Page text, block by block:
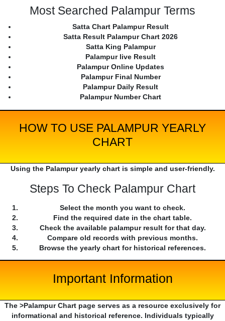
Most Searched Palampur Terms
Satta Chart Palampur Result
Satta Result Palampur Chart 2026
Satta King Palampur
Palampur live Result
Palampur Online Updates
Palampur Final Number
Palampur Daily Result
Palampur Number Chart
HOW TO USE PALAMPUR YEARLY
CHART
Using the Palampur yearly chart is simple and user-friendly.
Steps To Check Palampur Chart
Select the month you want to check.
Find the required date in the chart table.
Check the available palampur result for that day.
Compare old records with previous months.
Browse the yearly chart for historical references.
Important Information
The >Palampur Chart page serves as a resource exclusively for
informational and historical reference. Individuals typically